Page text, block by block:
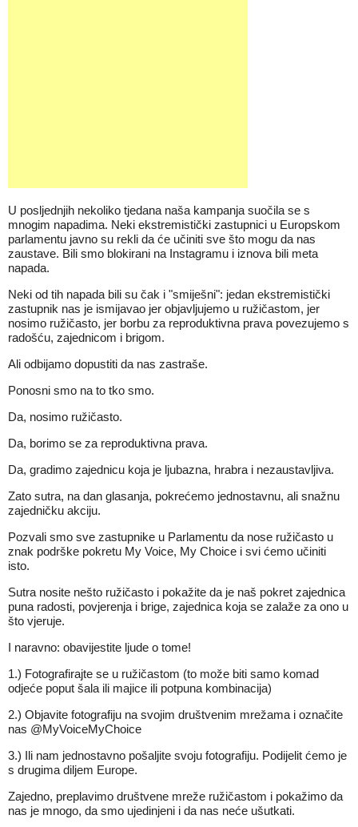
U posljednjih nekoliko tjedana naša kampanja suočila se s
mnogim napadima. Neki ekstremistički zastupnici u Europskom
parlamentu javno su rekli da će učiniti sve što mogu da nas
zaustave. Bili smo blokirani na Instagramu i iznova bili meta
napada.
Neki od tih napada bili su čak i "smiješni": jedan ekstremistički
zastupnik nas je ismijavao jer objavljujemo u ružičastom, jer
nosimo ružičasto, jer borbu za reproduktivna prava povezujemo s
radošću, zajednicom i brigom.
Ali odbijamo dopustiti da nas zastraše.
Ponosni smo na to tko smo.
Da, nosimo ružičasto.
Da, borimo se za reproduktivna prava.
Da, gradimo zajednicu koja je ljubazna, hrabra i nezaustavljiva.
Zato sutra, na dan glasanja, pokrećemo jednostavnu, ali snažnu
zajedničku akciju.
Pozvali smo sve zastupnike u Parlamentu da nose ružičasto u
znak podrške pokretu My Voice, My Choice i svi ćemo učiniti
isto.
Sutra nosite nešto ružičasto i pokažite da je naš pokret zajednica
puna radosti, povjerenja i brige, zajednica koja se zalaže za ono u
što vjeruje.
I naravno: obavijestite ljude o tome!
1.) Fotografirajte se u ružičastom (to može biti samo komad
odjeće poput šala ili majice ili potpuna kombinacija)
2.) Objavite fotografiju na svojim društvenim mrežama i označite
nas @MyVoiceMyChoice
3.) Ili nam jednostavno pošaljite svoju fotografiju. Podijelit ćemo je
s drugima diljem Europe.
Zajedno, preplavimo društvene mreže ružičastom i pokažimo da
nas je mnogo, da smo ujedinjeni i da nas neće ušutkati.